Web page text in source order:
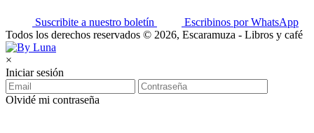
Suscribite a nuestro boletín
Escribinos por WhatsApp
Todos los derechos reservados © 2026, Escaramuza - Libros y café
×
Iniciar sesión
Olvidé mi contraseña